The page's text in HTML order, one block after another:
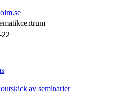
22
av seminarier